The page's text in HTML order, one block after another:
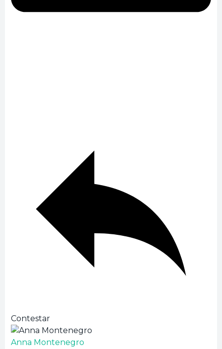
Contestar
Anna Montenegro